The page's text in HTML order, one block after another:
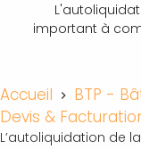
important à
Accueil
BTP -
Devis &
L’autoliquidation de